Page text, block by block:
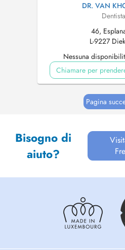
DR. VAN
Dentista
46,
L-9227
Nessuna
Chiamare per
Pagina
Bisogno di
aiuto?